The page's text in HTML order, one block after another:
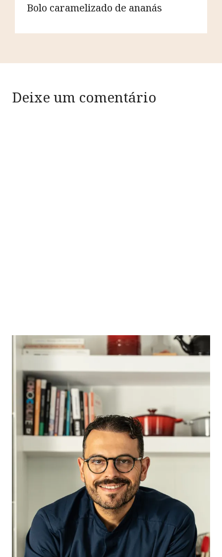
Bolo caramelizado de ananás
Deixe um comentário